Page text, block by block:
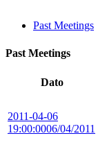
Past Meetings
Past Meetings
Dato
2011-04-06
19:00:0006/04/2011